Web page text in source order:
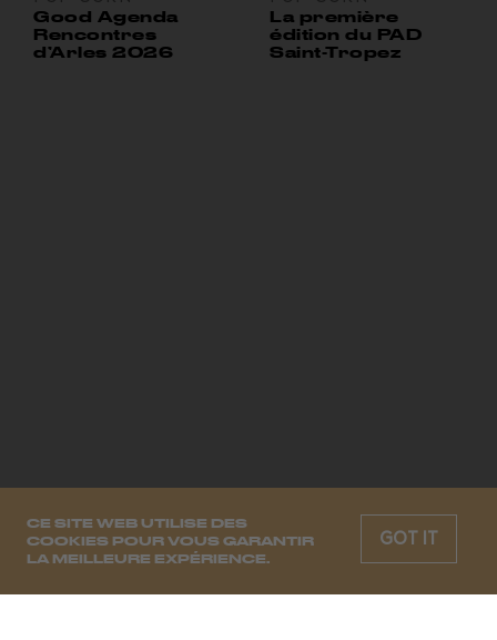
CE SITE WEB UTILISE DES
COOKIES POUR VOUS GARANTIR
LA MEILLEURE EXPÉRIENCE.
GOT IT
Good Agenda
Rencontres
d’Arles 2026
La première
édition du PAD
Saint-Tropez